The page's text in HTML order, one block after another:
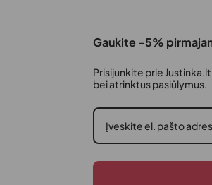
Gaukite -5%
Prisijunkite prie
bei atrinktus pasiūlymus.